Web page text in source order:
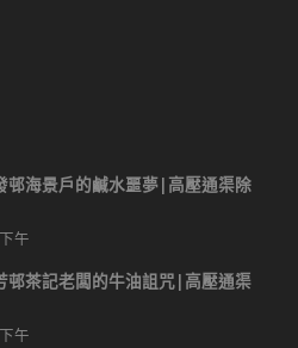
邨海景戶的鹹水噩夢|高壓通渠除
午
邨茶記老闆的牛油詛咒|高壓通渠
午